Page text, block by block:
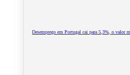
Desemprego em Portugal cai para 5,3%, o valor